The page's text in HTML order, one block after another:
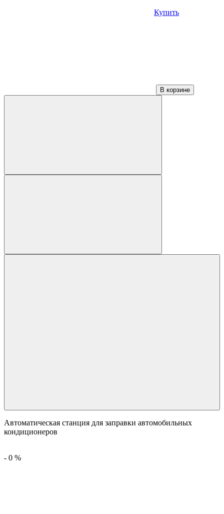
Купить
В корзине
Автоматическая станция для заправки автомобильных
кондиционеров
- 0 %